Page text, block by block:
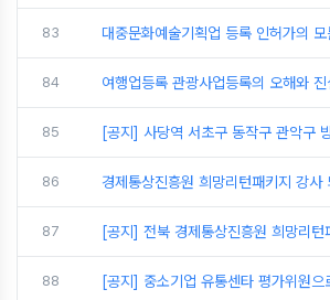
83 대중문화예술기획업 등록 인허가의 모
84 여행업등록 관광사업등록의 오해와
85 [공지] 사당역 서초구 동작구 관악구
86 경제통상진흥원 희망리턴패키지 강사
87 [공지] 전북 경제통상진흥원 희망리
88 [공지] 중소기업 유통센타 평가위원으